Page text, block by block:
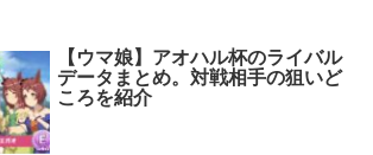
【ウマ娘】アオハル杯のライバル
データまとめ。対戦相手の狙いど
ころを紹介